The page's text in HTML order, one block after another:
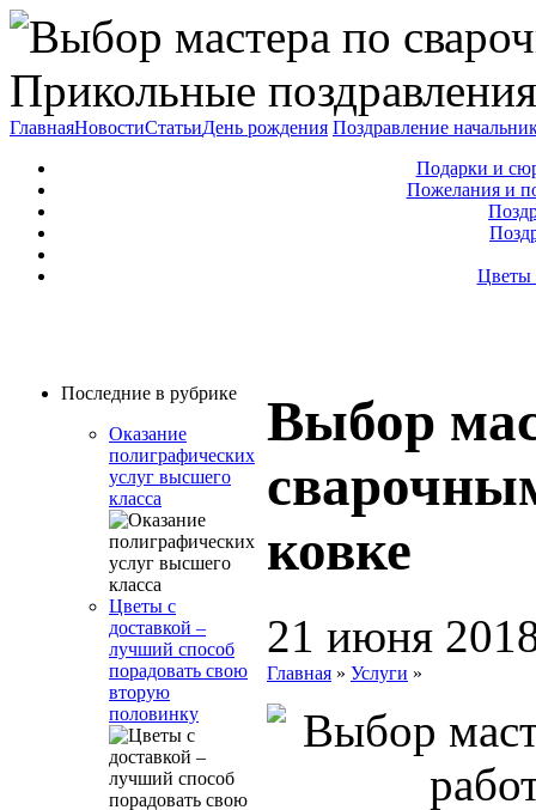
Прикольные
ГлавнаяНовостиСтатьиДень рождения Поздравление
Подарки и
Пожелания и
Цветы
Последние в рубрике
Оказание
полиграфических
услуг высшего
класса
Цветы с
доставкой –
лучший способ
порадовать свою
вторую
половинку
Выбор
ковке
21 июня
Главная » Услуги »